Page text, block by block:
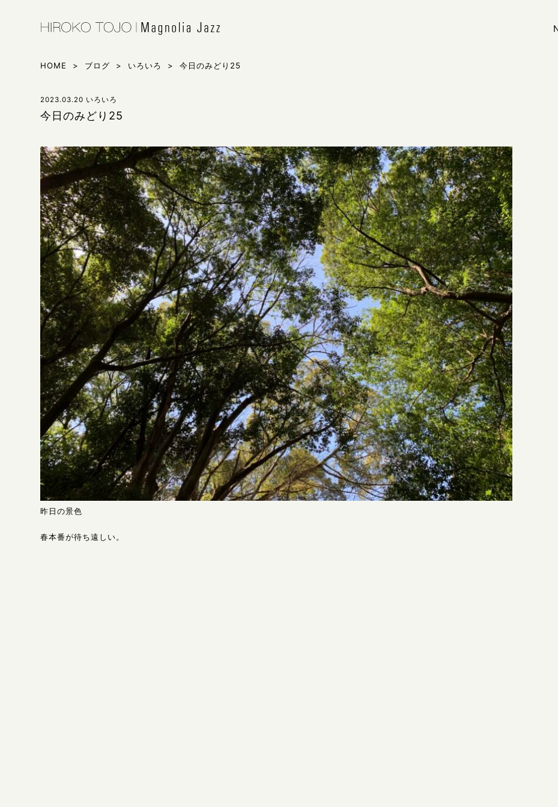
HOME > ブログ > いろいろ > 今日のみどり25
2023.03.20 いろいろ
今日のみどり25
昨日の景色
春本番が待ち遠しい。